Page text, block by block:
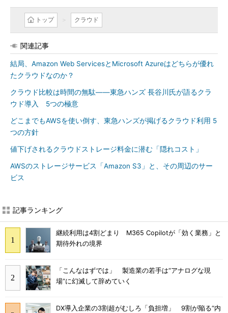
トップ クラウド
関連記事
結局、Amazon Web ServicesとMicrosoft Azureはどちらが優れ
たクラウドなのか？
クラウド比較は時間の無駄――東急ハンズ 長谷川氏が語るクラ
ウド導入 5つの極意
どこまでもAWSを使い倒す、東急ハンズが掲げるクラウド利用 5
つの方針
値下げされるクラウドストレージ料金に潜む「隠れコスト」
AWSのストレージサービス「Amazon S3」と、その周辺のサー
ビス
記事ランキング
継続利用は4割どまり M365 Copilotが「効く業務」と
期待外れの境界
「こんなはずでは」 製造業の若手は“アナログな現
場”に幻滅して辞めていく
DX導入企業の3割超がむしろ「負担増」 9割が陥る“内